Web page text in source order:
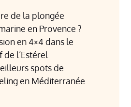
de la plongée
en Provence ?
en 4×4 dans le
de l’Estérel
spots de
en Méditerranée